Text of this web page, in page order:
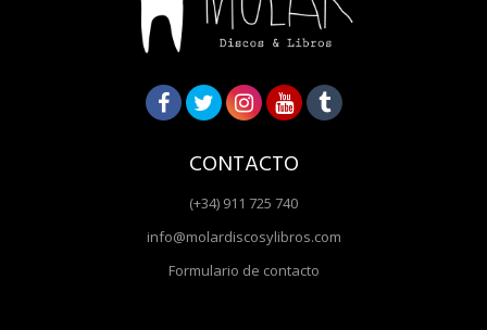
CONTACTO
(+34) 911 725 740
info@molardiscosylibros.com
Formulario de contacto